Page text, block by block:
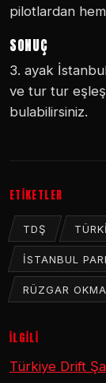
pilotlardan
SONUÇ
3. ayak
ve tur tur
bulabilirsiniz.
ETİKETLER
TDŞ
İSTANBUL
RÜZGAR
İLGİLİ
Türkiye Drift